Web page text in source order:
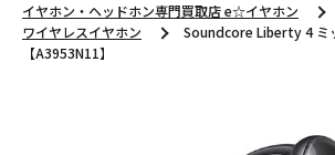
イヤホン・ヘッドホン専門買取店 e☆イヤホン
ワイヤレスイヤホン
Soundcore Liberty 4 ミ
【A3953N11】